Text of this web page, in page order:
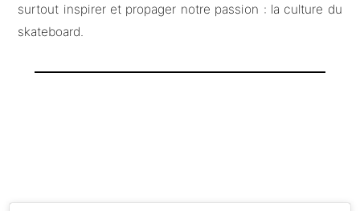
surtout inspirer et propager notre passion : la culture du
skateboard.